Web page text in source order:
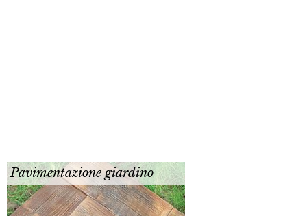
Pavimentazione giardino